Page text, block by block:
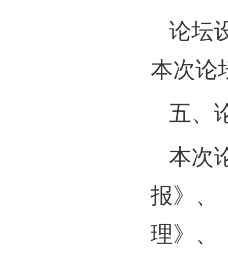
论坛
本次论
五、
本次
报》、
理》、